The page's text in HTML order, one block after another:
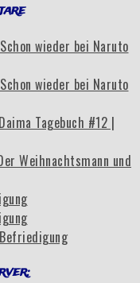
wieder bei Naruto
wieder bei Naruto
Tagebuch #12 |
Weihnachtsmann und